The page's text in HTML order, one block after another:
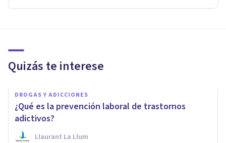
Quizás te interese
DROGAS Y ADICCIONES
¿Qué es la prevención laboral de trastornos
adictivos?
Llaurant La Llum